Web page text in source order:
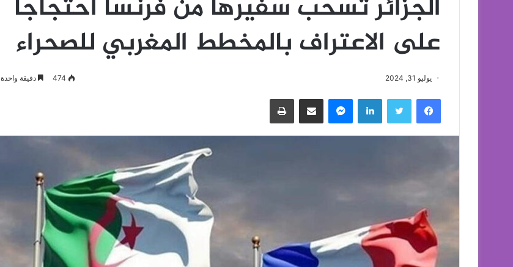
الجزائر تسحب سفيرها من فرنسا احتجاجاً
على الاعتراف بالمخطط المغربي للصحراء
يوليو 31, 2024 474 دقيقة واحدة
فيسبوك تويتر لينكدإن ماسنجر مشاركة عبر البريد طباعة